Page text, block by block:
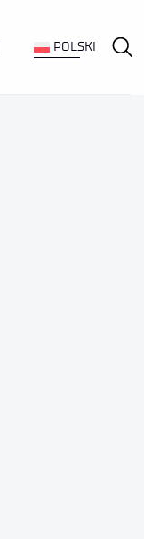
POLSKI